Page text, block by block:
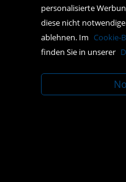
webshop@kral-
+43 2236 47834
personalisierte
diese nicht
ablehnen. Im Cookie-
finden Sie in unserer